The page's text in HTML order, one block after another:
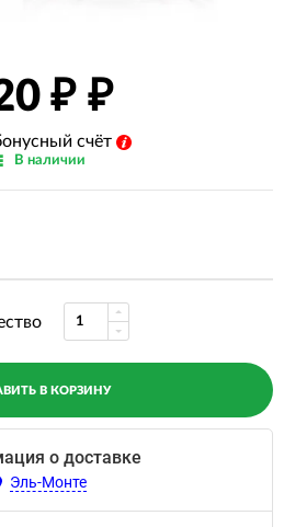
₽
счёт
В наличии
В КОРЗИНУ
о доставке
Эль-Монте